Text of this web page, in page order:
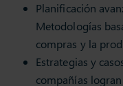
Planificación
Metodologías
compras y la
Estrategias y
compañías